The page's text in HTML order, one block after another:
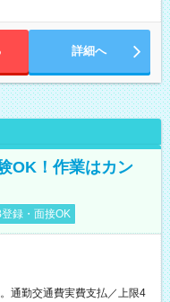
詳細へ
OK！作業はカン
録・面接OK
通勤交通費実費支払／上限4